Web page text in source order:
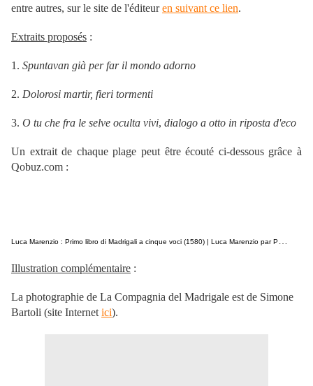
entre autres, sur le site de l'éditeuren suivant ce lien.
Extraits proposés :
1. Spuntavan già per far il mondo adorno
2. Dolorosi martir, fieri tormenti
3. O tu che fra le selve oculta vivi, dialogo a otto in riposta d'eco
Un extrait de chaque plage peut être écouté ci-dessous grâce à
Qobuz.com :
Illustration complémentaire :
La photographie de La Compagnia del Madrigale est de Simone
Bartoli (site Internet ici).